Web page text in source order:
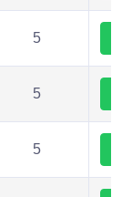
5
5
5